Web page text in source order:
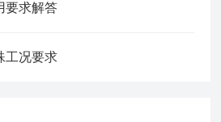
要求解答
工况要求